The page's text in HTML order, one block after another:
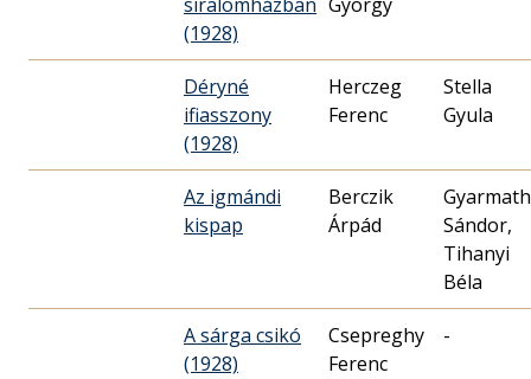
(1928)
Déryné
ifiasszony
(1928)
Herczeg
Ferenc
Stella
Gyula
Az igmándi
kispap
Berczik
Árpád
Sándor,
Tihanyi
Béla
A sárga csikó
(1928)
Csepreghy
Ferenc
-